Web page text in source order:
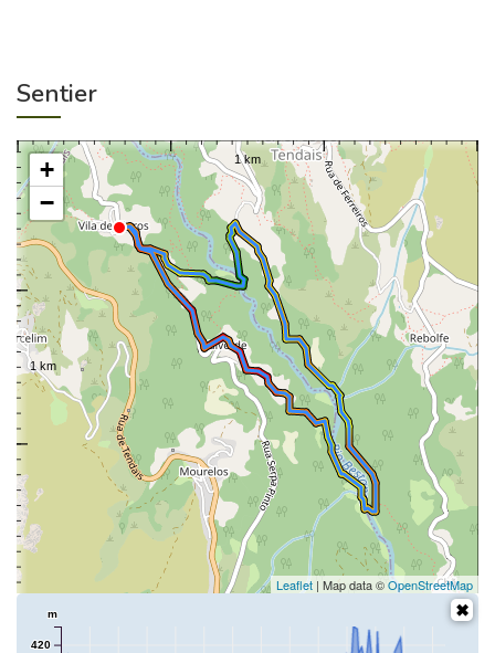
Sentier
+
−
Leaflet | Map data ©OpenStreetMap
420
m